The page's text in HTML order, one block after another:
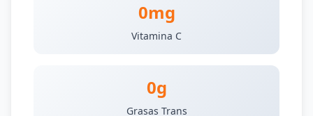
0mg
Vitamina C
0g
Grasas Trans